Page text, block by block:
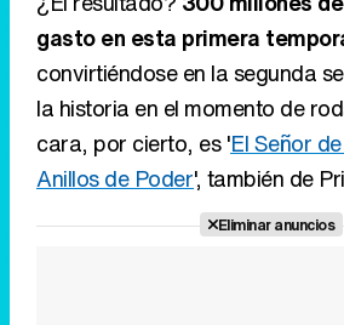
gasto en esta primera
convirtiéndose en la segunda
la historia en el momento de
cara, por cierto, es 'El Señor
Anillos de Poder', también de
Eliminar anuncios